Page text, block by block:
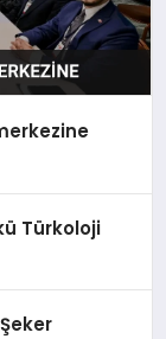
Türkoloji